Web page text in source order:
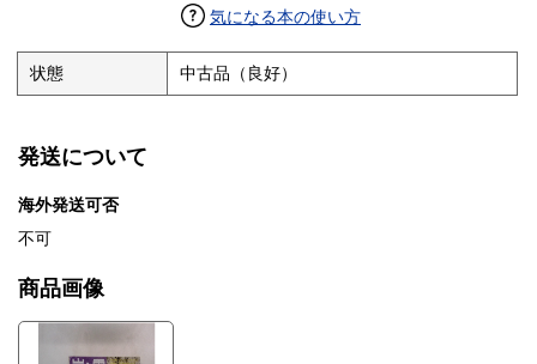
気になる本の使い方
状態 中古品（良好）
発送について
海外発送可否
不可
商品画像